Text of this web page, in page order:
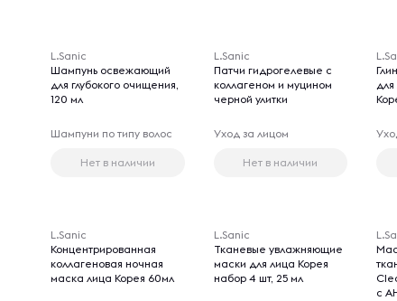
L.Sanic
Шампунь освежающий
для глубокого очищения,
120 мл
Шампуни по типу волос
Нет в наличии
L.Sanic
Патчи гидрогелевые с
коллагеном и муцином
черной улитки
Уход за лицом
Нет в наличии
для
L.Sanic
Концентрированная
коллагеновая ночная
маска лица Корея 60мл
L.Sanic
Тканевые увлажняющие
маски для лица Корея
набор 4 шт, 25 мл
с